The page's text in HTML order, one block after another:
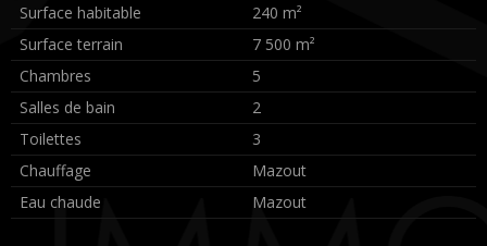
Surface habitable
240 m²
Surface terrain
7 500 m²
Chambres
5
Salles de bain
2
Toilettes
3
Chauffage
Mazout
Eau chaude
Mazout